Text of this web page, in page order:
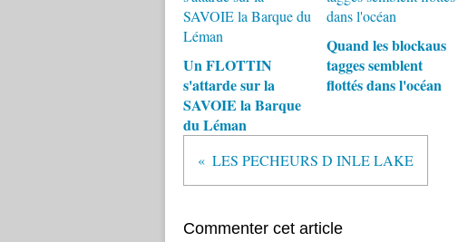
Un FLOTTIN
s'attarde sur la
SAVOIE la Barque
du Léman
Quand les blockaus
tagges semblent
flottés dans l'océan
LES PECHEURS D INLE LAKE
Commenter cet article